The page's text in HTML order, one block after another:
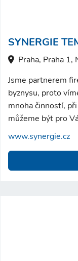
SYNERGIE
Praha, Praha
Jsme partnerem
byznysu, proto
mnoha činností,
můžeme být pro
www.synergie.cz